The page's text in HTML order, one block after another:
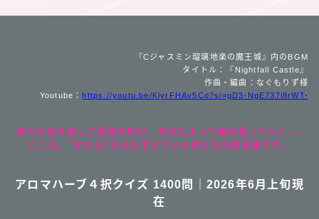
『Cジャスミン瑠璃地楽の魔王城』内のBGM
タイトル：『Nightfall Castle』
作曲・編曲：なぐもりず様
Youtube：https://youtu.be/KlyrFHAv5Co?si=gD3-NgE737i8rWT-
香りの色を通して記憶を呼び、学びによって魂が整っていく──
ここは、“またね”の光を覚えている者たちの魔導城です。
アロマハーブ４択クイズ 1400問｜2026年6月上旬現
在